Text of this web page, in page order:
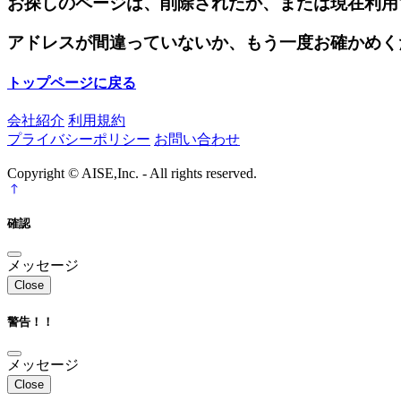
アドレスが間違っていないか、もう一度お確かめ
トップページに戻る
会社紹介 利用規約
プライバシーポリシー お問い合わせ
Copyright © AISE,Inc. - All rights reserved.
確認
メッセージ
Close
警告！！
メッセージ
Close